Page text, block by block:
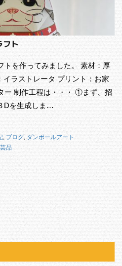
フト
トを作ってみました。 素材：厚
ラストレータ プリント：お家
ー 制作工程は・・・ ①まず、招
Dを生成しま…
, ブログ, ダンボールアート
品